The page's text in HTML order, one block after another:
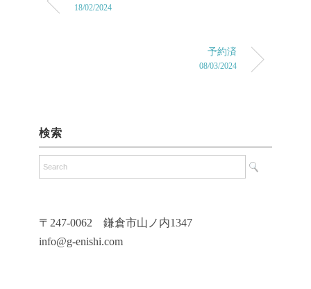
18/02/2024
予約済
08/03/2024
検索
〒247-0062 鎌倉市山ノ内1347
info@g-enishi.com